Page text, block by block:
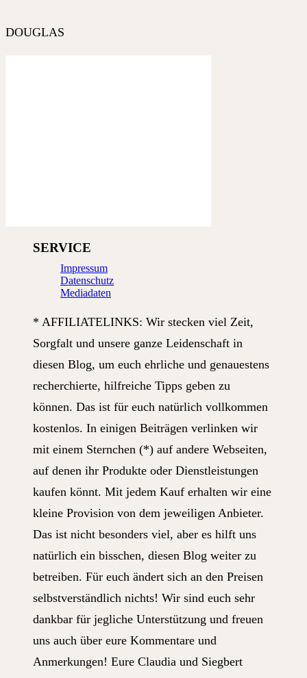
DOUGLAS
SERVICE
Impressum
Datenschutz
Mediadaten
* AFFILIATELINKS: Wir stecken viel Zeit,
Sorgfalt und unsere ganze Leidenschaft in
diesen Blog, um euch ehrliche und genauestens
recherchierte, hilfreiche Tipps geben zu
können. Das ist für euch natürlich vollkommen
kostenlos. In einigen Beiträgen verlinken wir
mit einem Sternchen (*) auf andere Webseiten,
auf denen ihr Produkte oder Dienstleistungen
kaufen könnt. Mit jedem Kauf erhalten wir eine
kleine Provision von dem jeweiligen Anbieter.
Das ist nicht besonders viel, aber es hilft uns
natürlich ein bisschen, diesen Blog weiter zu
betreiben. Für euch ändert sich an den Preisen
selbstverständlich nichts! Wir sind euch sehr
dankbar für jegliche Unterstützung und freuen
uns auch über eure Kommentare und
Anmerkungen! Eure Claudia und Siegbert